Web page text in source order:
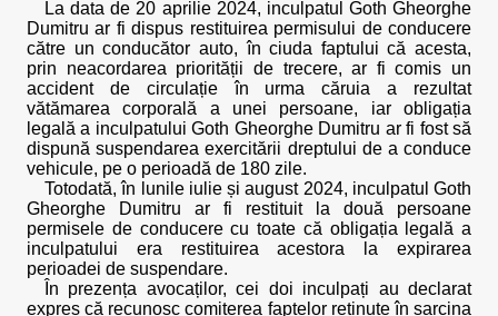
La data de 20 aprilie 2024, inculpatul Goth Gheorghe
Dumitru ar fi dispus restituirea permisului de conducere
către un conducător auto, în ciuda faptului că acesta,
prin neacordarea priorității de trecere, ar fi comis un
accident de circulație în urma căruia a rezultat
vătămarea corporală a unei persoane, iar obligația
legală a inculpatului Goth Gheorghe Dumitru ar fi fost să
dispună suspendarea exercitării dreptului de a conduce
vehicule, pe o perioadă de 180 zile.
Totodată, în lunile iulie și august 2024, inculpatul Goth
Gheorghe Dumitru ar fi restituit la două persoane
permisele de conducere cu toate că obligația legală a
inculpatului era restituirea acestora la expirarea
perioadei de suspendare.
În prezența avocaților, cei doi inculpați au declarat
expres că recunosc comiterea faptelor reținute în sarcina